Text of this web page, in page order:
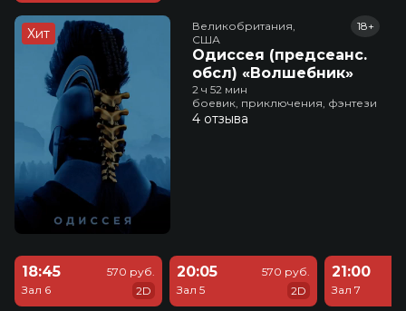
Хит
Великобритания,
США
Одиссея (предсеанс.
обсл) «Волшебник»
18+
2 ч 52 мин
боевик, приключения, фэнтези
4 отзыва
18:45
Зал 6
570 руб.
2D
20:05
Зал 5
570 руб.
2D
21:00
Зал 7